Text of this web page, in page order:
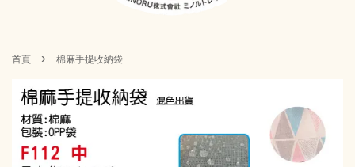
首頁 › 棉麻手提收納袋